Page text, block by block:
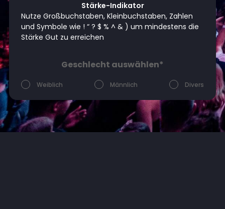
Stärke-Indikator
Nutze Großbuchstaben, Kleinbuchstaben, Zahlen
und Symbole wie ! “ ? $ % ^ & ) um mindestens die
Stärke Gut zu erreichen
Geschlecht auswählen*
Weiblich Männlich Divers
Geburtsdatum*
Tag Monat Jahr